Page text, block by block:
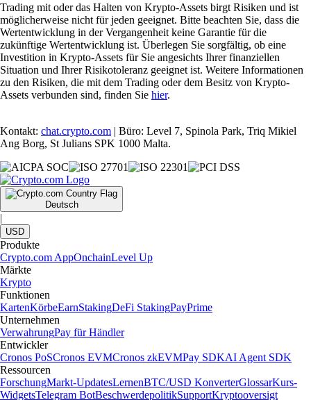
Trading mit oder das Halten von Krypto-Assets birgt Risiken und ist
möglicherweise nicht für jeden geeignet. Bitte beachten Sie, dass die
Wertentwicklung in der Vergangenheit keine Garantie für die
zukünftige Wertentwicklung ist. Überlegen Sie sorgfältig, ob eine
Investition in Krypto-Assets für Sie angesichts Ihrer finanziellen
Situation und Ihrer Risikotoleranz geeignet ist. Weitere Informationen
zu den Risiken, die mit dem Trading oder dem Besitz von Krypto-
Assets verbunden sind, finden Sie hier.
Kontakt: chat.crypto.com | Büro: Level 7, Spinola Park, Triq Mikiel
Ang Borg, St Julians SPK 1000 Malta.
Deutsch
|
USD
Produkte
Crypto.com AppOnchainLevel Up
Märkte
Krypto
Funktionen
KartenKörbeEarnStakingDeFi StakingPayPrime
Unternehmen
VerwahrungPay für Händler
Entwickler
Cronos PoSCronos EVMCronos zkEVMPay SDKAI Agent SDK
Ressourcen
ForschungMarkt-UpdatesLernenBTC/USD KonverterGlossarKurs-
WidgetsTelegram BotBeschwerdepolitikSupportKryptooversigt